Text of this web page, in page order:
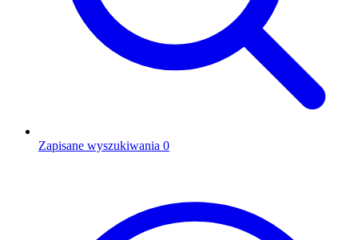
Zapisane wyszukiwania 0